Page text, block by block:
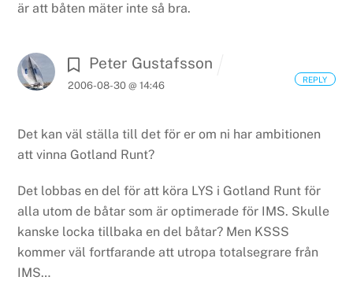
är att båten mäter inte så bra.
Peter Gustafsson
2006-08-30 @ 14:46
Det kan väl ställa till det för er om ni har ambitionen
att vinna Gotland Runt?
Det lobbas en del för att köra LYS i Gotland Runt för
alla utom de båtar som är optimerade för IMS. Skulle
kanske locka tillbaka en del båtar? Men KSSS
kommer väl fortfarande att utropa totalsegrare från
IMS…
REPLY